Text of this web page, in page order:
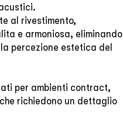
al rivestimento,
e armoniosa, eliminando
percezione estetica del
per ambienti contract,
richiedono un dettaglio